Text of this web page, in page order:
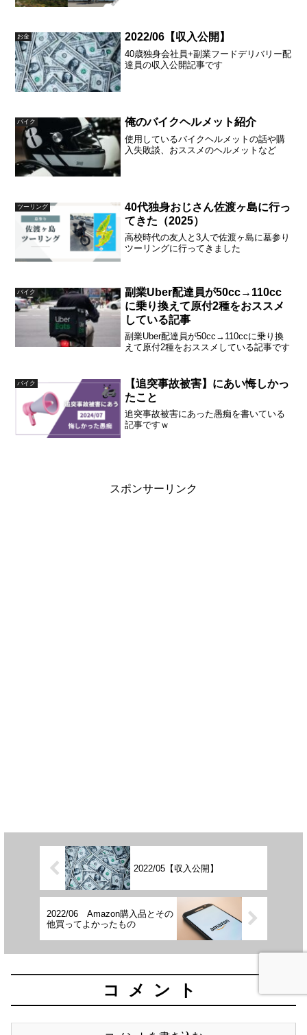
お金 2022/06【収入公開】
40歳独身会社員+副業フードデリバリー配
達員の収入公開記事です
バイク 俺のバイクヘルメット紹介
使用しているバイクヘルメットの話や購
入失敗談、おススメのヘルメットなど
ツーリング
40代独身おじさん佐渡ヶ島に行っ
てきた（2025）
高校時代の友人と3人で佐渡ヶ島に墓参り
ツーリングに行ってきました
バイク
副業Uber配達員が50cc→110cc
に乗り換えて原付2種をおススメ
している記事
副業Uber配達員が50cc→110ccに乗り換
えて原付2種をおススメしている記事です
バイク
【追突事故被害】にあい悔しかっ
たこと
追突事故被害にあった愚痴を書いている
記事ですｗ
スポンサーリンク
2022/05【収入公開】
2022/06 Amazon購入品とその
他買ってよかったもの
コメント